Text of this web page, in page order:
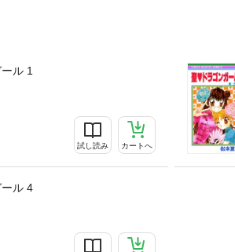
ル 1
試し読み カートへ
ル 4